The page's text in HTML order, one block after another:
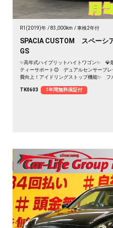
R1(2019)年 83,000km 車検2年付
SPACIA CUSTOM スペーシ
GS
✨高年式ハイブリットハイトワゴン✨
ティーサポート😊 デュアルセンサーブ
費向上！アイドリングストップ機能✨ フ
れラクラクです👪月々３万円台～✨
TK0603 1年間無料保証付